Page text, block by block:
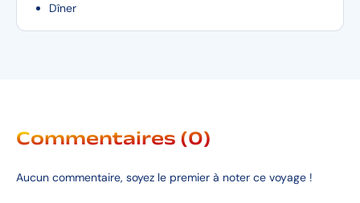
Dîner
Commentaires (0)
Aucun commentaire, soyez le premier à noter ce voyage !